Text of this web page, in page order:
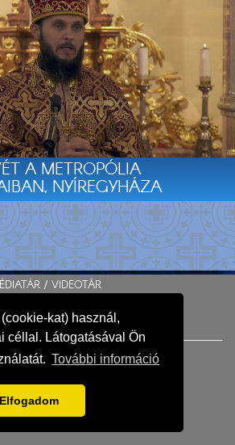
kat) használ,
céllal. Látogatásával Ön
További információ
Elfogadom
A METROPÓLIA
NYÍREGYHÁZA
/ VIDEOTÁR
MÉDIÁBAN IS: